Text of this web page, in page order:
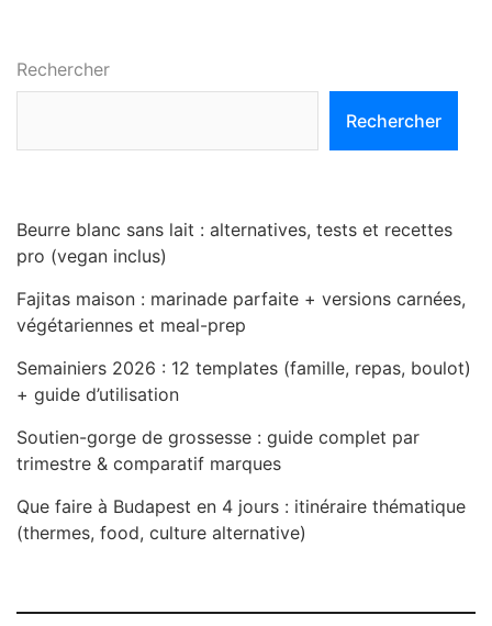
Rechercher
Rechercher
Beurre blanc sans lait : alternatives, tests et recettes
pro (vegan inclus)
Fajitas maison : marinade parfaite + versions carnées,
végétariennes et meal-prep
Semainiers 2026 : 12 templates (famille, repas, boulot)
+ guide d’utilisation
Soutien-gorge de grossesse : guide complet par
trimestre & comparatif marques
Que faire à Budapest en 4 jours : itinéraire thématique
(thermes, food, culture alternative)